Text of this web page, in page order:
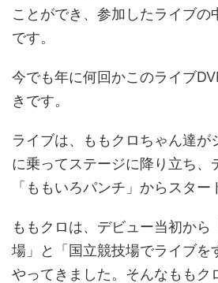
ことができ、参加したライブの
です。
今でも年に何回かこのライブ
きです。
ライブは、ももクロちゃん達が
に乗ってステージに降り立ち、
「ももいろパンチ」からスター
ももクロは、デビュー当初から
場」と「国立競技場でライブを
やってきました。そんなももク